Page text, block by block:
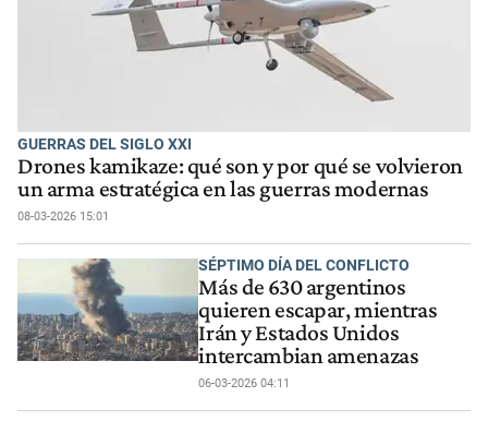
GUERRAS DEL SIGLO XXI
Drones kamikaze: qué son y por qué se volvieron
un arma estratégica en las guerras modernas
08-03-2026 15:01
SÉPTIMO DÍA DEL CONFLICTO
Más de 630 argentinos
quieren escapar, mientras
Irán y Estados Unidos
intercambian amenazas
06-03-2026 04:11